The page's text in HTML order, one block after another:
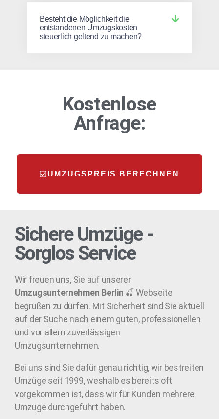
Besteht die Möglichkeit die
entstandenen Umzugskosten
steuerlich geltend zu machen?
Kostenlose
Anfrage:
UMZUGSPREIS BERECHNEN
Sichere Umzüge -
Sorglos Service
Wir freuen uns, Sie auf unserer
Umzugsunternehmen Berlin 🍒 Webseite
begrüßen zu dürfen. Mit Sicherheit sind Sie aktuell
auf der Suche nach einem guten, professionellen
und vor allem zuverlässigen
Umzugsunternehmen.
Bei uns sind Sie dafür genau richtig, wir bestreiten
Umzüge seit 1999, weshalb es bereits oft
vorgekommen ist, dass wir für Kunden mehrere
Umzüge durchgeführt haben.